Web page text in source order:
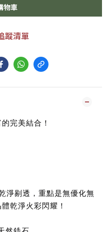
物車
蹤清單
完美結合！
淨剔透，重點是無優化無
乾淨火彩閃耀！